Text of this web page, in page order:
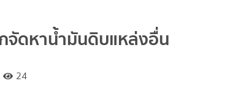
จัดหาน้ำมันดิบแหล่งอื่น
24